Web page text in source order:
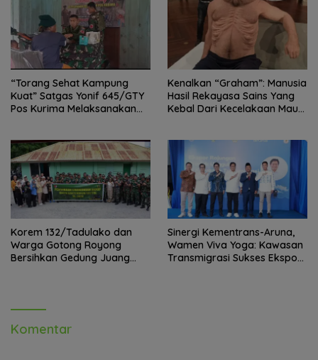
“Torang Sehat Kampung
Kuat” Satgas Yonif 645/GTY
Pos Kurima Melaksanakan
Kenalkan “Graham”: Manusia
Hasil Rekayasa Sains Yang
Kebal Dari Kecelakaan Maut
Korem 132/Tadulako dan
Warga Gotong Royong
Bersihkan Gedung Juang
Sinergi Kementrans-Aruna,
Wamen Viva Yoga: Kawasan
Transmigrasi Sukses Ekspor
Komentar